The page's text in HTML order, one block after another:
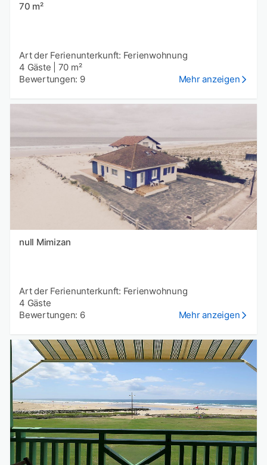
70 m²
Art der Ferienunterkunft: Ferienwohnung
4 Gäste
70 m²
Bewertungen: 9
Mehr anzeigen
null Mimizan
Art der Ferienunterkunft: Ferienwohnung
4 Gäste
Bewertungen: 6
Mehr anzeigen